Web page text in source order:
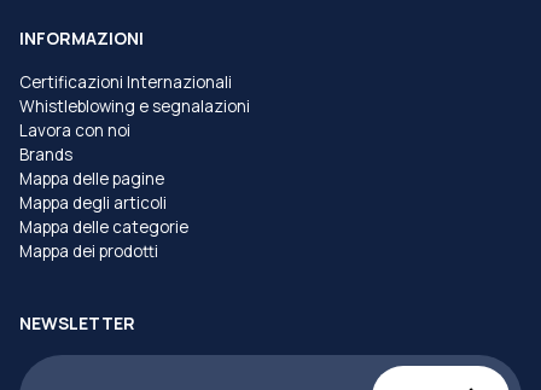
INFORMAZIONI
Certificazioni Internazionali
Whistleblowing e segnalazioni
Lavora con noi
Brands
Mappa delle pagine
Mappa degli articoli
Mappa delle categorie
Mappa dei prodotti
NEWSLETTER